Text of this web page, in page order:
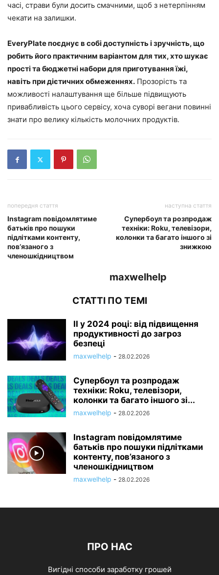
часі, страви були досить смачними, щоб з нетерпінням
чекати на залишки.
EveryPlate поєднує в собі доступність і зручність, що
робить його практичним варіантом для тих, хто шукає
прості та бюджетні набори для приготування їжі,
навіть при дієтичних обмеженнях. Прозорість та
можливості налаштування ще більше підвищують
привабливість цього сервісу, хоча суворі вегани повинні
знати про велику кількість молочних продуктів.
попередня стаття
Instagram повідомлятиме
батьків про пошуки
підлітками контенту,
пов’язаного з
членошкідництвом
наступна стаття
Супербоул та розпродаж
техніки: Roku, телевізори,
колонки та багато іншого зі
знижкою
maxwelhelp
СТАТТІ ПО ТЕМІ
ІІ у 2024 році: від підвищення
продуктивності до загроз
безпеці
maxwelhelp - 28.02.2026
Супербоул та розпродаж
техніки: Roku, телевізори,
колонки та багато іншого зі...
maxwelhelp - 28.02.2026
Instagram повідомлятиме
батьків про пошуки підлітками
контенту, пов’язаного з
членошкідництвом
maxwelhelp - 28.02.2026
ПРО НАС
Вигідні способи заработку грошей